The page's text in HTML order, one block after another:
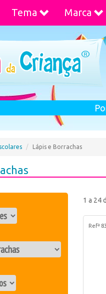
Tema Marca
Lápis e Borrachas
1 a 24
Refª